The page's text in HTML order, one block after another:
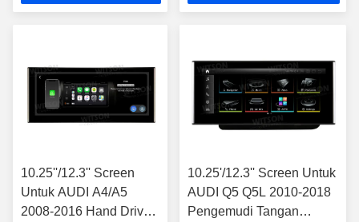
10.25''/12.3'' Screen
Untuk AUDI A4/A5
2008-2016 Hand Driver
10.25'/12.3'' Screen Untuk
AUDI Q5 Q5L 2010-2018
Pengemudi Tangan